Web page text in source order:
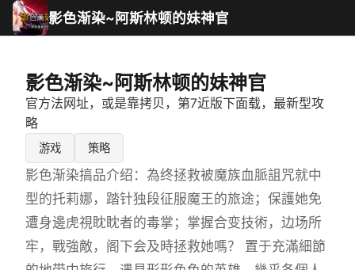
影色渐染~阿斯林顿的妹神官
影色渐染~阿斯林顿的妹神官
官方法网址，或是靠拷贝，第7近版下面载，最新型攻
略
游戏 策略
影色渐染搞品介绍：為终拯救被魔族血脈詛咒就中
型的托莉娜，踏针独段征服魔王的旅途；保護她免
遭身邊虎視眈眈者的毒掌；掌握合变技術，边场所
牢，戰強敵，阁下会及時拯救她嗎？ 置于充滿細節